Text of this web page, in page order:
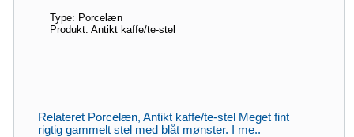
Type: Porcelæn
Produkt: Antikt kaffe/te-stel
Relateret Porcelæn, Antikt kaffe/te-stel Meget fint
rigtig gammelt stel med blåt mønster. I me..